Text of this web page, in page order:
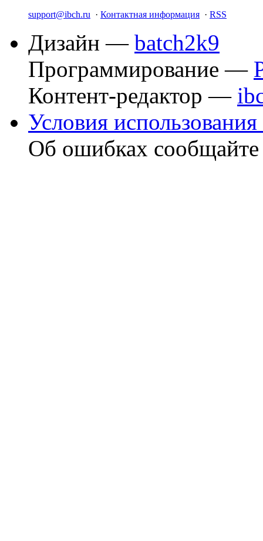
support@ibch.ru · Контактная информация · RSS
Дизайн — batch2k9
Программирование —
Контент-редактор —
Условия использования
Об ошибках